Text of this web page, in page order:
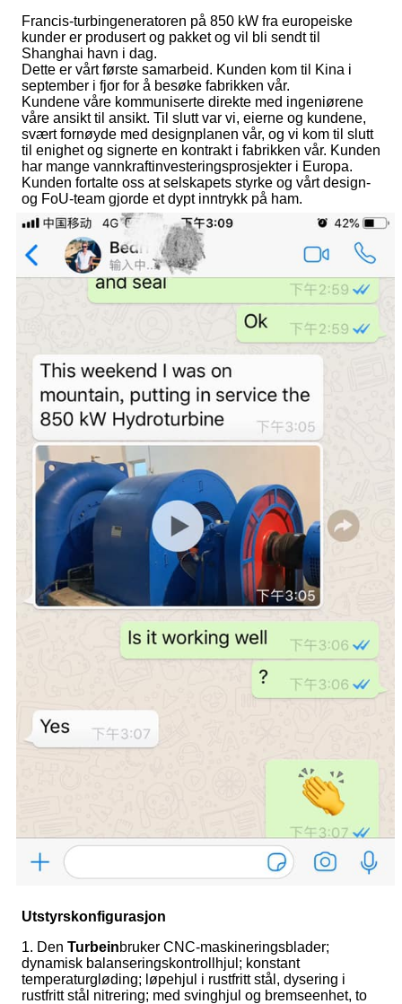
Francis-turbingeneratoren på 850 kW fra europeiske
kunder er produsert og pakket og vil bli sendt til
Shanghai havn i dag.
Dette er vårt første samarbeid. Kunden kom til Kina i
september i fjor for å besøke fabrikken vår.
Kundene våre kommuniserte direkte med ingeniørene
våre ansikt til ansikt. Til slutt var vi, eierne og kundene,
svært fornøyde med designplanen vår, og vi kom til slutt
til enighet og signerte en kontrakt i fabrikken vår. Kunden
har mange vannkraftinvesteringsprosjekter i Europa.
Kunden fortalte oss at selskapets styrke og vårt design-
og FoU-team gjorde et dypt inntrykk på ham.
Utstyrskonfigurasjon
1. Den Turbeinbruker CNC-maskineringsblader;
dynamisk balanseringskontrollhjul; konstant
temperaturgløding; løpehjul i rustfritt stål, dysering i
rustfritt stål nitrering; med svinghjul og bremseenhet, to